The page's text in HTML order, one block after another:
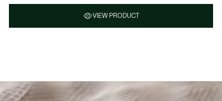
VIEW PRODUCT